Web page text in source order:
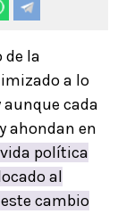
de la
a lo
cada
ahondan en
política
al
cambio